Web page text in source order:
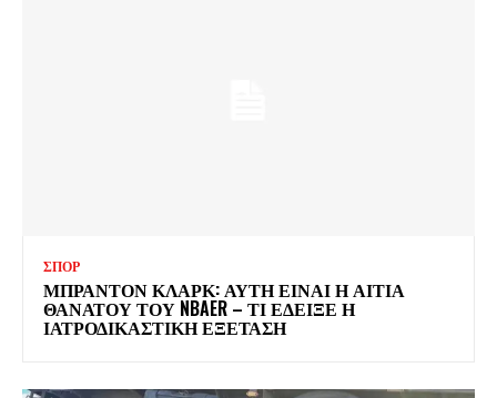
ΣΠΟΡ
ΜΠΡΑΝΤΟΝ ΚΛΑΡΚ: ΑΥΤΗ ΕΙΝΑΙ Η ΑΙΤΙΑ
ΘΑΝΑΤΟΥ ΤΟΥ NBAER – ΤΙ ΕΔΕΙΞΕ Η
ΙΑΤΡΟΔΙΚΑΣΤΙΚΗ ΕΞΕΤΑΣΗ